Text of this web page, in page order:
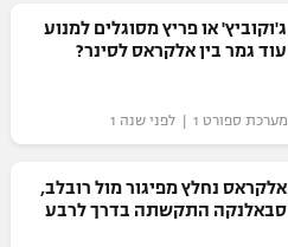
ג'וקוביץ' או פריץ מסוגלים למנוע
עוד גמר בין אלקראס לסינר?
מערכת ספורט 1 | לפני שנה 1
אלקראס נחלץ מפיגור מול רובלב,
סבאלנקה התקשתה בדרך לרבע